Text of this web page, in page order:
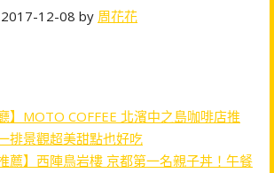
12-08 by 周花花
】MOTO COFFEE 北濱中之島咖啡店推
排景觀超美甜點也好吃
薦】西陣鳥岩樓 京都第一名親子丼！午餐